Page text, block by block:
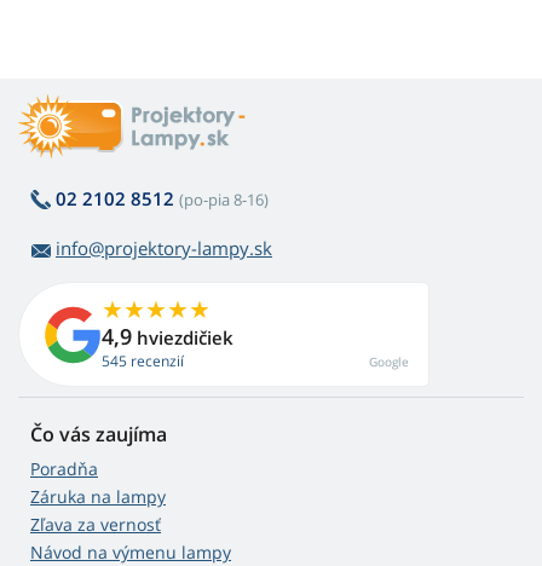
02 2102 8512 (po-pia 8-16)
info@projektory-lampy.sk
4,9 hviezdičiek
545 recenzií Google
Čo vás zaujíma
Poradňa
Záruka na lampy
Zľava za vernosť
Návod na výmenu lampy